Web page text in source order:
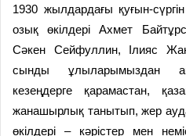
1930 жылдардағы қу­ғын-
озық өкілдері Ахмет
Сәкен Сейфуллин, Ілияс
сынды ұлыларымыздан
кезеңдерге қарамастан,
жанашырлық танытып, жер
өкілдері – кәрістер мен